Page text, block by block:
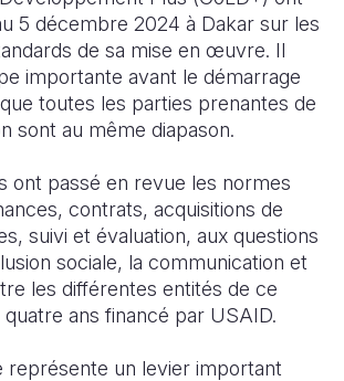
South
South
Tanzania
Uganda
Zambia
Zimbabwe
South
Sri Lanka
Timor
Thailand
Vietnam
Vanuatu
Romania
Spain
Türkiye
Ukraine
United
5 décembre 2024 à Dakar sur les
de sa mise en œuvre. Il
importante avant le démarrage
toutes les parties prenantes de
sont au même diapason.
ont passé en revue les normes
contrats, acquisitions de
suivi et évaluation, aux questions
sociale, la communication et
les différentes entités de ce
ans financé par USAID.
représente un levier important